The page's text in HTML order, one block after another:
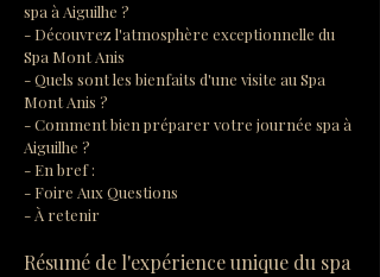
spa à Aiguilhe ?
- Découvrez l'atmosphère exceptionnelle du
Spa Mont Anis
- Quels sont les bienfaits d'une visite au Spa
Mont Anis ?
- Comment bien préparer votre journée spa à
Aiguilhe ?
- En bref :
- Foire Aux Questions
- À retenir
Résumé de l'expérience unique du spa